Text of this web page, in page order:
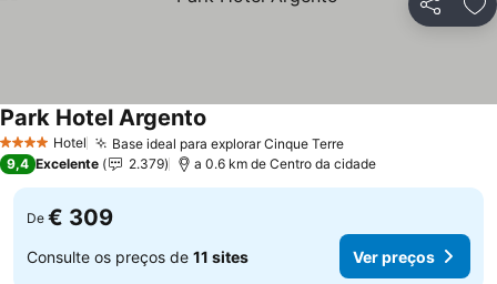
Partilhar
4 EstrelasHotel Base ideal para explorar Cinque TerreVer preços
Park Hotel Argento
9,4 Excelente 2.379 a 0.6 km de Centro da cidade
De € 309
Consulte os preços de 11 sites Ver preços